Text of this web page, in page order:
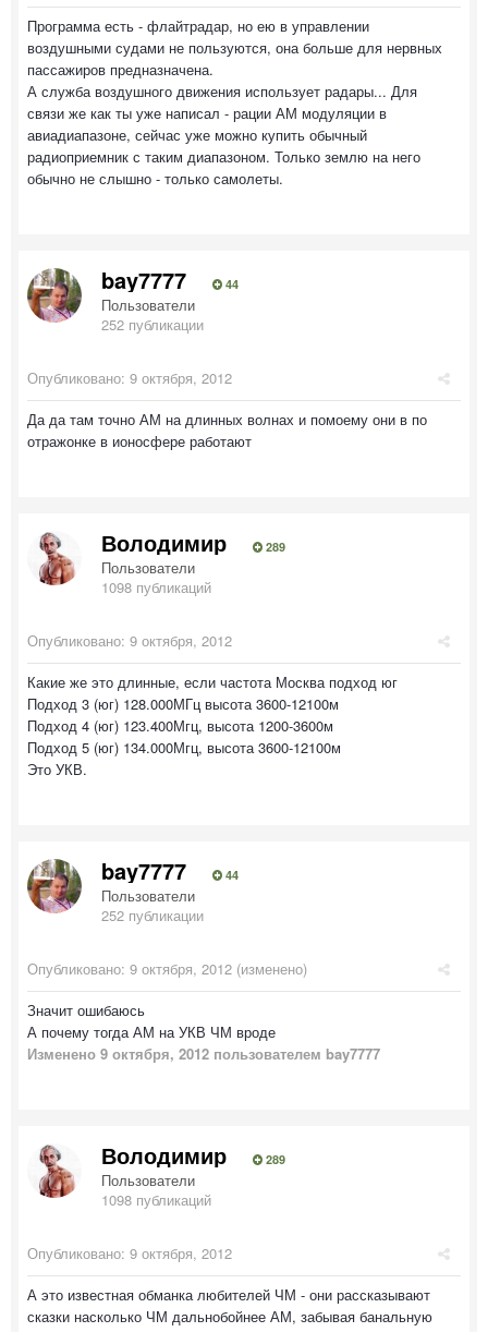
Программа есть - флайтрадар, но ею в управлении
воздушными судами не пользуются, она больше для нервных
пассажиров предназначена.
А служба воздушного движения использует радары... Для
связи же как ты уже написал - рации АМ модуляции в
авиадиапазоне, сейчас уже можно купить обычный
радиоприемник с таким диапазоном. Только землю на него
обычно не слышно - только самолеты.
bay7777 44
Пользователи
252 публикации
Опубликовано: 9 октября, 2012
Да да там точно АМ на длинных волнах и помоему они в по
отражонке в ионосфере работают
Володимир 289
Пользователи
1098 публикаций
Опубликовано: 9 октября, 2012
Какие же это длинные, если частота Москва подход юг
Подход 3 (юг) 128.000МГц высота 3600-12100м
Подход 4 (юг) 123.400Мгц, высота 1200-3600м
Подход 5 (юг) 134.000Мгц, высота 3600-12100м
Это УКВ.
bay7777 44
Пользователи
252 публикации
Опубликовано: 9 октября, 2012 (изменено)
Значит ошибаюсь
А почему тогда АМ на УКВ ЧМ вроде
Изменено 9 октября, 2012 пользователем bay7777
Володимир 289
Пользователи
1098 публикаций
Опубликовано: 9 октября, 2012
А это известная обманка любителей ЧМ - они рассказывают
сказки насколько ЧМ дальнобойнее АМ, забывая банальную